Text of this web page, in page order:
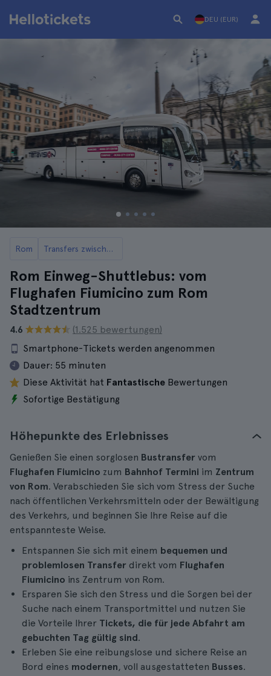
DEU (EUR)
Rom Transfers zwischen dem Flughafen Fiumicino und Rom
Rom Einweg-Shuttlebus: vom
Flughafen Fiumicino zum Rom
Stadtzentrum
4.6
(1.525 bewertungen)
Smartphone-Tickets werden angenommen
Dauer: 55 minuten
Diese Aktivität hat Fantastische Bewertungen
Sofortige Bestätigung
Höhepunkte des Erlebnisses
Genießen Sie einen sorglosen Bustransfer vom
Flughafen Fiumicino zum Bahnhof Termini im Zentrum
von Rom. Verabschieden Sie sich vom Stress der Suche
nach öffentlichen Verkehrsmitteln oder der Bewältigung
des Verkehrs, und beginnen Sie Ihre Reise auf die
entspannteste Weise.
Entspannen Sie sich mit einem bequemen und
problemlosen Transfer direkt vom Flughafen
Fiumicino ins Zentrum von Rom.
Ersparen Sie sich den Stress und die Sorgen bei der
Suche nach einem Transportmittel und nutzen Sie
die Vorteile Ihrer Tickets, die für jede Abfahrt am
gebuchten Tag gültig sind.
Erleben Sie eine reibungslose und sichere Reise an
Bord eines modernen, voll ausgestatteten Busses.